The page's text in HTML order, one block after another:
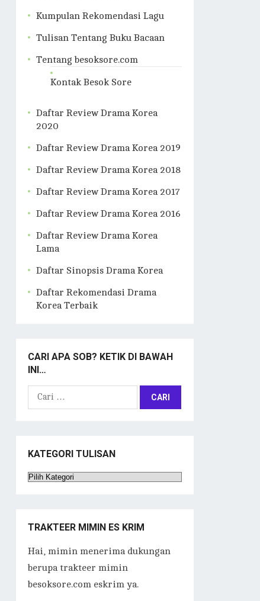
Kumpulan Rekomendasi Lagu
Tulisan Tentang Buku Bacaan
Tentang besoksore.com
Kontak Besok Sore
Daftar Review Drama Korea
2020
Daftar Review Drama Korea 2019
Daftar Review Drama Korea 2018
Daftar Review Drama Korea 2017
Daftar Review Drama Korea 2016
Daftar Review Drama Korea
Lama
Daftar Sinopsis Drama Korea
Daftar Rekomendasi Drama
Korea Terbaik
CARI APA SOB? KETIK DI BAWAH
INI…
Cari
KATEGORI TULISAN
Kategori
TRAKTEER MIMIN ES KRIM
Hai, mimin menerima dukungan
berupa trakteer mimin
besoksore.com eskrim ya.